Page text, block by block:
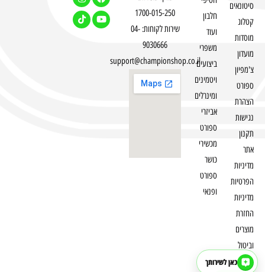
כאן לשירותך
סיטונאים
קטלוג
מוסדות
מועדון
צ'מפיון
ספורט
הצהרת
נגישות
תקנון
אתר
מדיניות
הפרטיות
מדיניות
החזרת
מוצרים
וביטול
עסקה
חלבון
ועוד
משפרי
ביצועים
ויטמינים
ומינרלים
אביזרי
ספורט
מכשירי
כושר
ספורט
ופנאי
1700-015-250
שירות לקוחות: 04-
9030666
support@championshop.co.il